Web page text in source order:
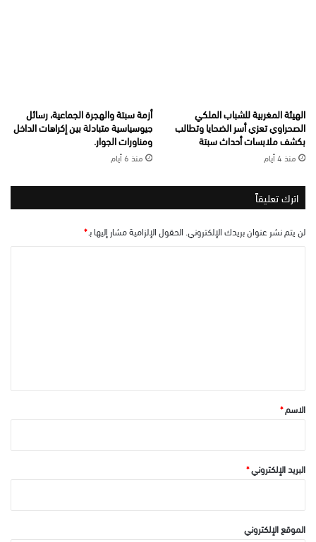
الهيئة المغربية للشباب الملكي
الصحراوي تعزي أسر الضحايا وتطالب
بكشف ملابسات أحداث سبتة
منذ 4 أيام
أزمة سبتة والهجرة الجماعية، رسائل
جيوسياسية متبادلة بين إكراهات الداخل
ومناورات الجوار.
منذ 6 أيام
اترك تعليقاً
لن يتم نشر عنوان بريدك الإلكتروني. الحقول الإلزامية مشار إليها بـ*
*الاسم*
البريد الإلكتروني*
الموقع الإلكتروني